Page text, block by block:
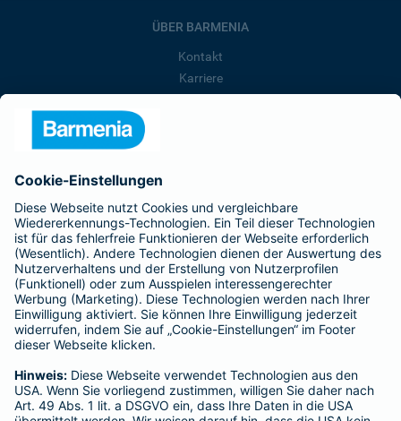
ÜBER BARMENIA
Kontakt
Karriere
Barmenia ist Teil der BarmeniaGothaer
BELIEBTE SEITEN
Kranken-Zusatzversicherung
Tierversicherungen
Haftpflichtversicherung
Hausratversicherung
Adresse ändern
Schaden melden